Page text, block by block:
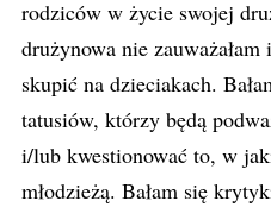
rodziców w życie swojej
drużynowa nie
skupić na dzieciakach.
tatusiów, którzy będą
i/lub kwestionować to, w
młodzieżą. Bałam się